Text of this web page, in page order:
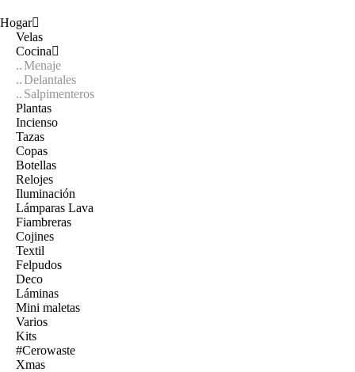
Hogar
Velas
Cocina
Menaje
Delantales
Salpimenteros
Plantas
Incienso
Tazas
Copas
Botellas
Relojes
Iluminación
Lámparas Lava
Fiambreras
Cojines
Textil
Felpudos
Deco
Láminas
Mini maletas
Varios
Kits
#Cerowaste
Xmas